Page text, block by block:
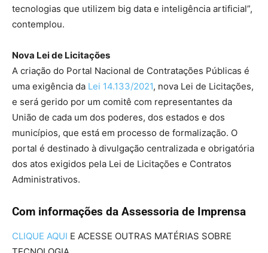
tecnologias que utilizem big data e inteligência artificial”,
contemplou.
Nova Lei de Licitações
A criação do Portal Nacional de Contratações Públicas é
uma exigência da Lei 14.133/2021, nova Lei de Licitações,
e será gerido por um comitê com representantes da
União de cada um dos poderes, dos estados e dos
municípios, que está em processo de formalização. O
portal é destinado à divulgação centralizada e obrigatória
dos atos exigidos pela Lei de Licitações e Contratos
Administrativos.
Com informações da Assessoria de Imprensa
CLIQUE AQUI E ACESSE OUTRAS MATÉRIAS SOBRE